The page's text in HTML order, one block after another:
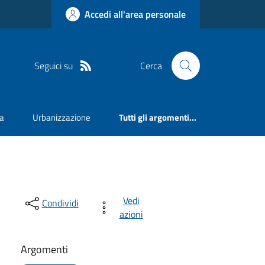
Accedi all'area personale
Seguici su Cerca
Urbanizzazione Tutti gli argomenti...
Condividi
Vedi
azioni
Argomenti